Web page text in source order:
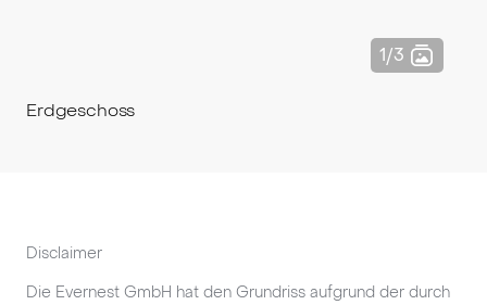
Erdgeschoss
Disclaimer
Die Evernest GmbH hat den Grundriss aufgrund der durch